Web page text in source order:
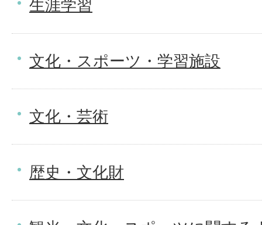
生涯学習
文化・スポーツ・学習施設
文化・芸術
歴史・文化財